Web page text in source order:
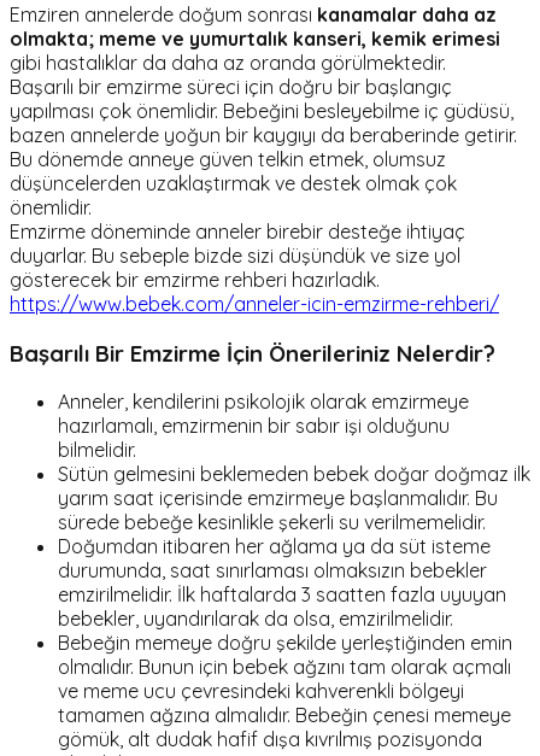
Emziren annelerde doğum sonrası kanamalar daha az
olmakta; meme ve yumurtalık kanseri, kemik erimesi
gibi hastalıklar da daha az oranda görülmektedir.
Başarılı bir emzirme süreci için doğru bir başlangıç
yapılması çok önemlidir. Bebeğini besleyebilme iç güdüsü,
bazen annelerde yoğun bir kaygıyı da beraberinde getirir.
Bu dönemde anneye güven telkin etmek, olumsuz
düşüncelerden uzaklaştırmak ve destek olmak çok
önemlidir.
Emzirme döneminde anneler birebir desteğe ihtiyaç
duyarlar. Bu sebeple bizde sizi düşündük ve size yol
gösterecek bir emzirme rehberi hazırladık.
https://www.bebek.com/anneler-icin-emzirme-rehberi/
Başarılı Bir Emzirme İçin Önerileriniz Nelerdir?
Anneler, kendilerini psikolojik olarak emzirmeye
hazırlamalı, emzirmenin bir sabır işi olduğunu
bilmelidir.
Sütün gelmesini beklemeden bebek doğar doğmaz ilk
yarım saat içerisinde emzirmeye başlanmalıdır. Bu
sürede bebeğe kesinlikle şekerli su verilmemelidir.
Doğumdan itibaren her ağlama ya da süt isteme
durumunda, saat sınırlaması olmaksızın bebekler
emzirilmelidir. İlk haftalarda 3 saatten fazla uyuyan
bebekler, uyandırılarak da olsa, emzirilmelidir.
Bebeğin memeye doğru şekilde yerleştiğinden emin
olmalıdır. Bunun için bebek ağzını tam olarak açmalı
ve meme ucu çevresindeki kahverenkli bölgeyi
tamamen ağzına almalıdır. Bebeğin çenesi memeye
gömük, alt dudak hafif dışa kıvrılmış pozisyonda